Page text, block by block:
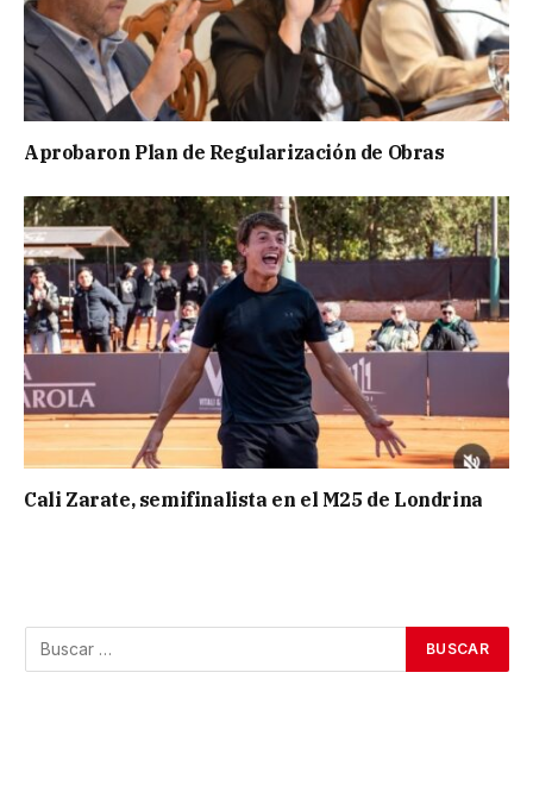
Aprobaron Plan de Regularización de Obras
Cali Zarate, semifinalista en el M25 de Londrina